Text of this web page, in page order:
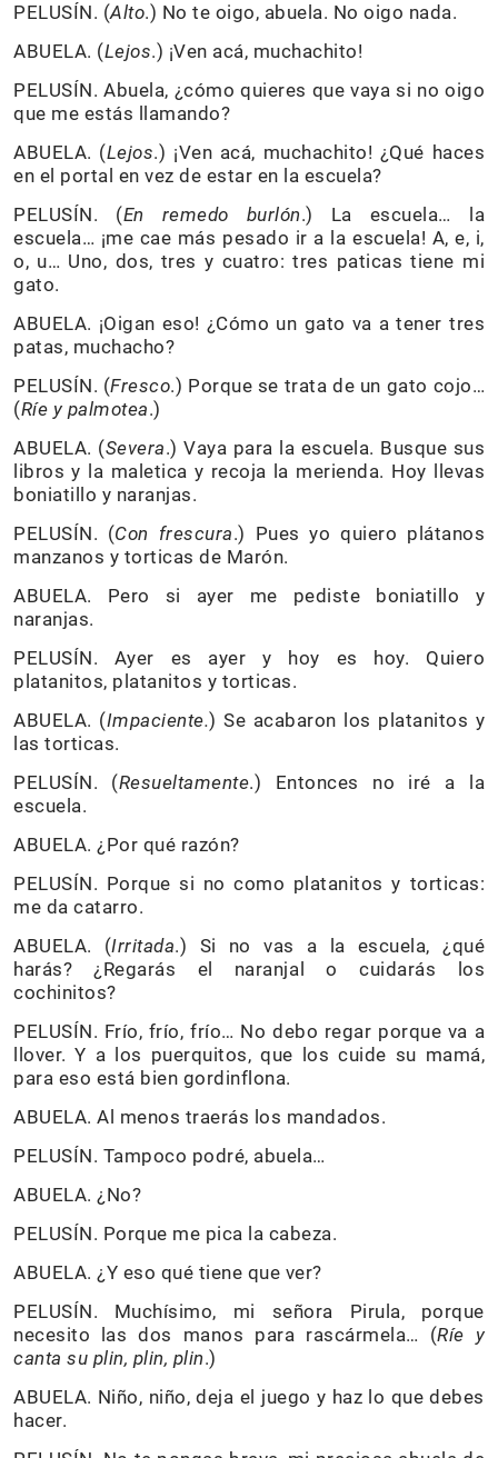
PELUSÍN. (Alto.) No te oigo, abuela. No oigo nada.
ABUELA. (Lejos.) ¡Ven acá, muchachito!
PELUSÍN. Abuela, ¿cómo quieres que vaya si no oigo
que me estás llamando?
ABUELA. (Lejos.) ¡Ven acá, muchachito! ¿Qué haces
en el portal en vez de estar en la escuela?
PELUSÍN. (En remedo burlón.) La escuela… la
escuela… ¡me cae más pesado ir a la escuela! A, e, i,
o, u… Uno, dos, tres y cuatro: tres paticas tiene mi
gato.
ABUELA. ¡Oigan eso! ¿Cómo un gato va a tener tres
patas, muchacho?
PELUSÍN. (Fresco.) Porque se trata de un gato cojo…
(Ríe y palmotea.)
ABUELA. (Severa.) Vaya para la escuela. Busque sus
libros y la maletica y recoja la merienda. Hoy llevas
boniatillo y naranjas.
PELUSÍN. (Con frescura.) Pues yo quiero plátanos
manzanos y torticas de Marón.
ABUELA. Pero si ayer me pediste boniatillo y
naranjas.
PELUSÍN. Ayer es ayer y hoy es hoy. Quiero
platanitos, platanitos y torticas.
ABUELA. (Impaciente.) Se acabaron los platanitos y
las torticas.
PELUSÍN. (Resueltamente.) Entonces no iré a la
escuela.
ABUELA. ¿Por qué razón?
PELUSÍN. Porque si no como platanitos y torticas:
me da catarro.
ABUELA. (Irritada.) Si no vas a la escuela, ¿qué
harás? ¿Regarás el naranjal o cuidarás los
cochinitos?
PELUSÍN. Frío, frío, frío… No debo regar porque va a
llover. Y a los puerquitos, que los cuide su mamá,
para eso está bien gordinflona.
ABUELA. Al menos traerás los mandados.
PELUSÍN. Tampoco podré, abuela…
ABUELA. ¿No?
PELUSÍN. Porque me pica la cabeza.
ABUELA. ¿Y eso qué tiene que ver?
PELUSÍN. Muchísimo, mi señora Pirula, porque
necesito las dos manos para rascármela… (Ríe y
canta su plin, plin, plin.)
ABUELA. Niño, niño, deja el juego y haz lo que debes
hacer.